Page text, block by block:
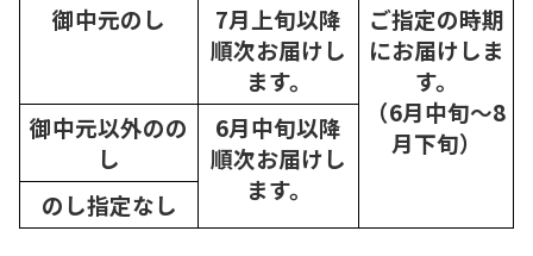
御中元のし
7月上旬以降
順次お届けし
ます。
ご指定の時期
にお届けしま
す。
（6月中旬～8
月下旬）
御中元以外のの
し
6月中旬以降
順次お届けし
ます。
のし指定なし